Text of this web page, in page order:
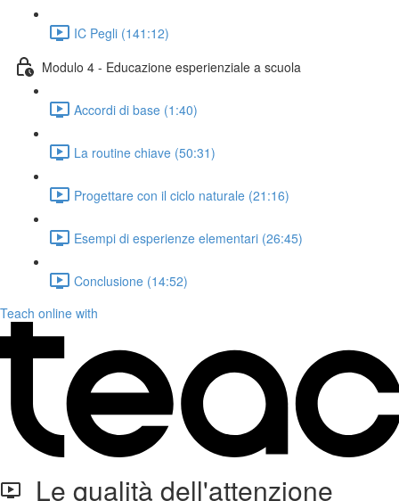
IC Pegli (141:12)
Modulo 4 - Educazione esperienziale a scuola
Accordi di base (1:40)
La routine chiave (50:31)
Progettare con il ciclo naturale (21:16)
Esempi di esperienze elementari (26:45)
Conclusione (14:52)
Teach online with
Le qualità dell'attenzione